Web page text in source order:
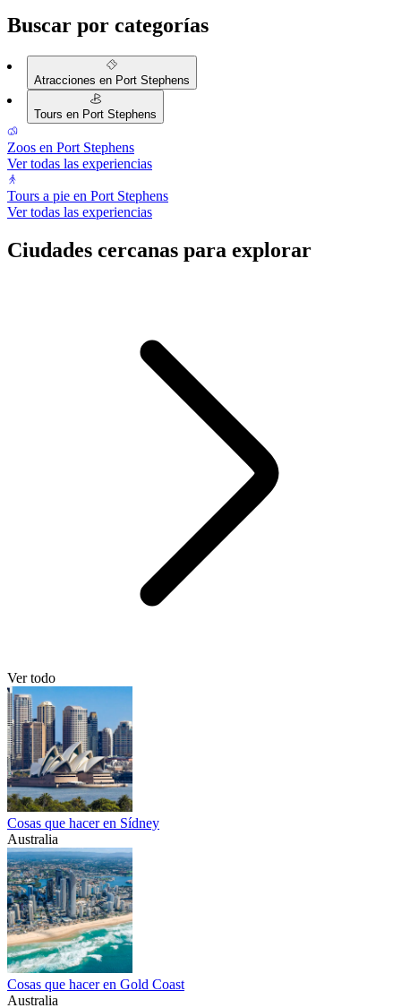
Buscar por categorías
Atracciones en Port Stephens
Tours en Port Stephens
Zoos en Port Stephens
Ver todas las experiencias
Tours a pie en Port Stephens
Ver todas las experiencias
Ciudades cercanas para explorar
Ver todo
Cosas que hacer en Sídney
Australia
Cosas que hacer en Gold Coast
Australia